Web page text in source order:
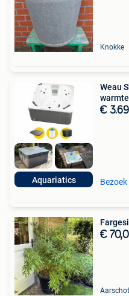
Knokke
Aquariatics
Weau
€
€